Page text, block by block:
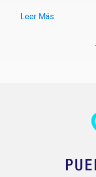
Leer Más